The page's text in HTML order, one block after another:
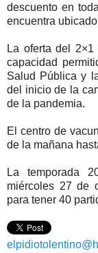
descuento en
encuentra
La oferta del
capacidad
Salud Pública y
del inicio de la
de la pandemia.
El centro de
de la mañana
La temporada
miércoles 27 de
para tener 40